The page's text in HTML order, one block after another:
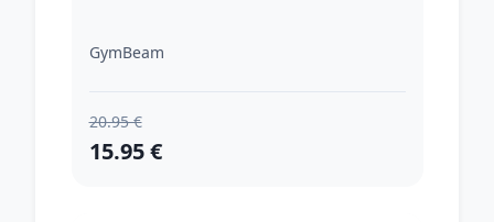
GymBeam
20.95 €
15.95 €